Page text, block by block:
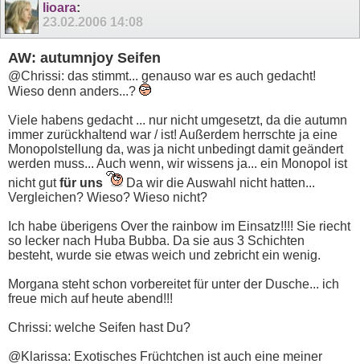
lioara:
23.02.2006 14:08
AW: autumnjoy Seifen
@Chrissi: das stimmt... genauso war es auch gedacht!
Wieso denn anders...?
Viele habens gedacht ... nur nicht umgesetzt, da die autumn
immer zurückhaltend war / ist! Außerdem herrschte ja eine
Monopolstellung da, was ja nicht unbedingt damit geändert
werden muss... Auch wenn, wir wissens ja... ein Monopol ist
nicht gutfür uns
Da wir die Auswahl nicht hatten...
Vergleichen? Wieso? Wieso nicht?
Ich habe überigens Over the rainbow im Einsatz!!!! Sie riecht
so lecker nach Huba Bubba. Da sie aus 3 Schichten
besteht, wurde sie etwas weich und zebricht ein wenig.
Morgana steht schon vorbereitet für unter der Dusche... ich
freue mich auf heute abend!!!
Chrissi: welche Seifen hast Du?
@Klarissa: Exotisches Früchtchen ist auch eine meiner